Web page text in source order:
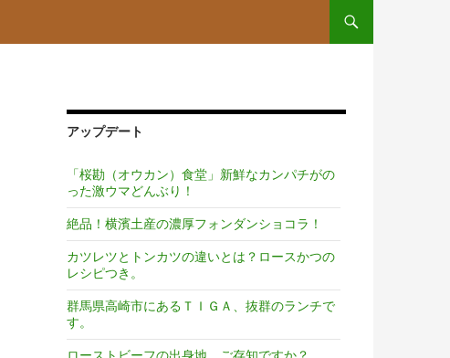
アップデート
「桜勘（オウカン）食堂」新鮮なカンパチがの
った激ウマどんぶり！
絶品！横濱土産の濃厚フォンダンショコラ！
カツレツとトンカツの違いとは？ロースかつの
レシピつき。
群馬県高崎市にあるＴＩＧＡ、抜群のランチで
す。
ローストビーフの出身地、ご存知ですか？